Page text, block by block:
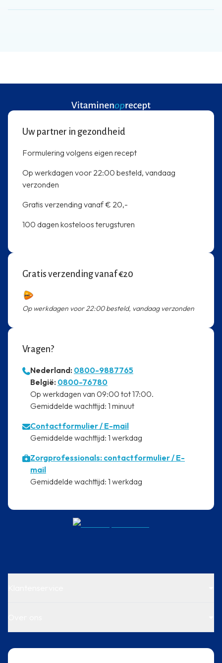
Uw partner in gezondheid
Formulering volgens eigen recept
Op werkdagen voor 22:00 besteld, vandaag
verzonden
Gratis verzending vanaf € 20,-
100 dagen kosteloos terugsturen
Gratis verzending vanaf €20
Op werkdagen voor 22:00 besteld, vandaag verzonden
Vragen?
Nederland: 0800-9887765
⁠België: 0800-76780
⁠Op werkdagen van 09:00 tot 17:00.
⁠Gemiddelde wachttijd: 1 minuut
Contactformulier/ E-mail
⁠Gemiddelde wachttijd: 1 werkdag
Zorgprofessionals: contactformulier / E-
mail
⁠Gemiddelde wachttijd: 1 werkdag